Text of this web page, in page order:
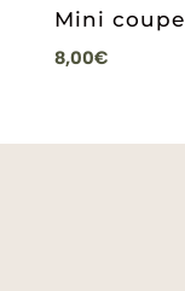
Mini
8,00€